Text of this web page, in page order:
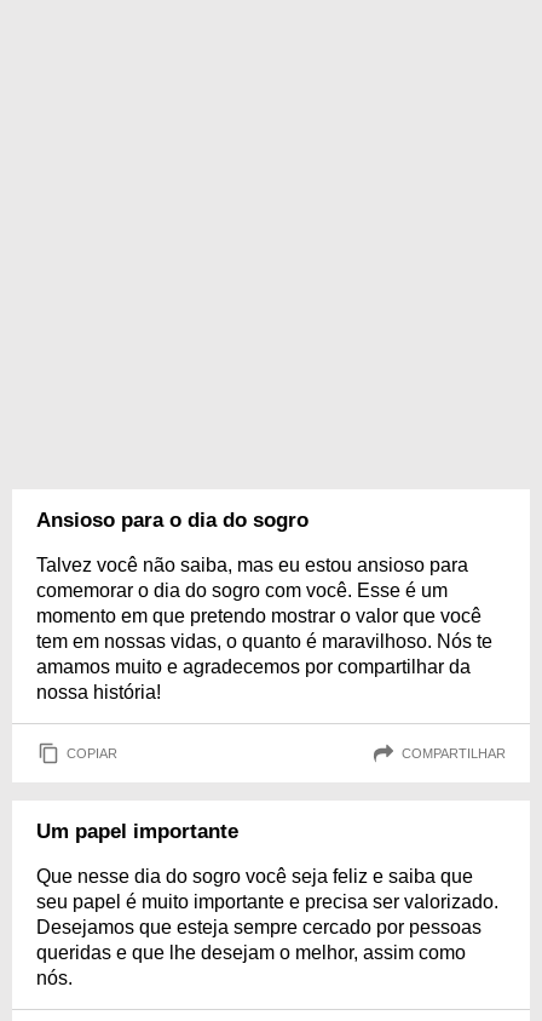
Ansioso para o dia do sogro
Talvez você não saiba, mas eu estou ansioso para
comemorar o dia do sogro com você. Esse é um
momento em que pretendo mostrar o valor que você
tem em nossas vidas, o quanto é maravilhoso. Nós te
amamos muito e agradecemos por compartilhar da
nossa história!
COPIAR COMPARTILHAR
Um papel importante
Que nesse dia do sogro você seja feliz e saiba que
seu papel é muito importante e precisa ser valorizado.
Desejamos que esteja sempre cercado por pessoas
queridas e que lhe desejam o melhor, assim como
nós.